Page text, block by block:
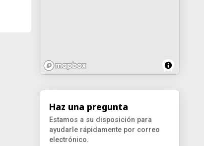
Haz una pregunta
Estamos a su disposición para
ayudarle rápidamente por correo
electrónico.